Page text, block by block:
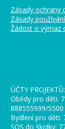
Zásady ochrany
Zásady
Žádost o výmaz
ÚČTY PROJEKTŮ:
Obědy pro děti:
888555999/5500
Bydlení pro děti:
SOS do školky: